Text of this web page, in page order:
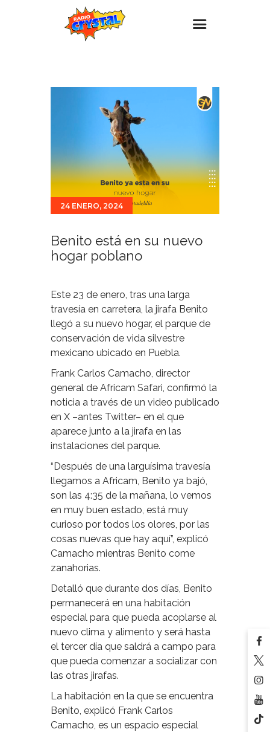
Promociones
Noticias
Para ti
Contacto
24 ENERO, 2024
Benito está en su nuevo
hogar poblano
Este 23 de enero, tras una larga
travesía en carretera, la jirafa Benito
llegó a su nuevo hogar, el parque de
conservación de vida silvestre
mexicano ubicado en Puebla.
Frank Carlos Camacho, director
general de Africam Safari, confirmó la
noticia a través de un video publicado
en X –antes Twitter– en el que
aparece junto a la jirafa en las
instalaciones del parque.
“Después de una larguísima travesía
llegamos a Africam, Benito ya bajó,
son las 4:35 de la mañana, lo vemos
en muy buen estado, está muy
curioso por todos los olores, por las
cosas nuevas que hay aquí”, explicó
Camacho mientras Benito come
zanahorias.
Detalló que durante dos días, Benito
permanecerá en una habitación
especial para que pueda acoplarse al
nuevo clima y alimento y será hasta
el tercer día que saldrá a campo para
que pueda comenzar a socializar con
las otras jirafas.
La habitación en la que se encuentra
Benito, explicó Frank Carlos
Camacho, es un espacio especial